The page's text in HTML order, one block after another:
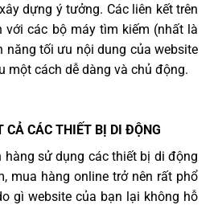
dựng ý tưởng. Các liên kết trên
với các bộ máy tìm kiếm (nhất là
năng tối ưu nội dung của website
một cách dễ dàng và chủ động.
CẢ CÁC THIẾT BỊ DI ĐỘNG
hàng sử dụng các thiết bị di động
mua hàng online trở nên rất phổ
gì website của bạn lại không hỗ